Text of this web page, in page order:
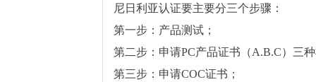
尼日利亚认证要主要分三个步骤：
第一步：产品测试；
第二步：申请PC产品证书（A.B.C）三
第三步：申请COC证书；